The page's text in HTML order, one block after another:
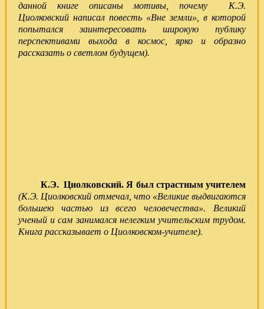
данной книге описаны мотивы, почему К.Э.
Циолковский написал повесть «Вне земли», в которой
попытался заинтересовать широкую публику
перспективами выхода в космос, ярко и образно
рассказать о светлом будущем).
К.Э. Циолковский. Я был страстным учителем
(К.Э. Циолковский отмечал, что «Великие выдвигаются
большею частью из всего человечества». Великий
ученый и сам занимался нелегким учительским трудом.
Книга рассказывает о Циолковском-учителе).